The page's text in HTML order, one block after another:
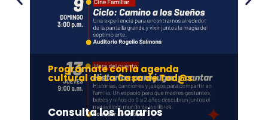
Prográmate con la agenda
cultural de La Casa de Tod@s.
Consulta los horarios